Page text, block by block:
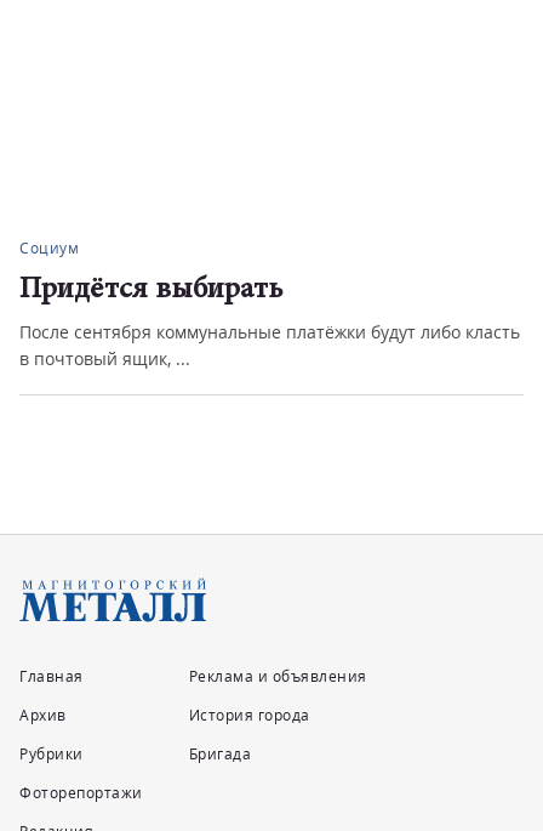
Социум
Придётся выбирать
После сентября коммунальные платёжки будут либо класть
в почтовый ящик, ...
Главная
Архив
Рубрики
Фоторепортажи
Реклама и объявления
История города
Бригада